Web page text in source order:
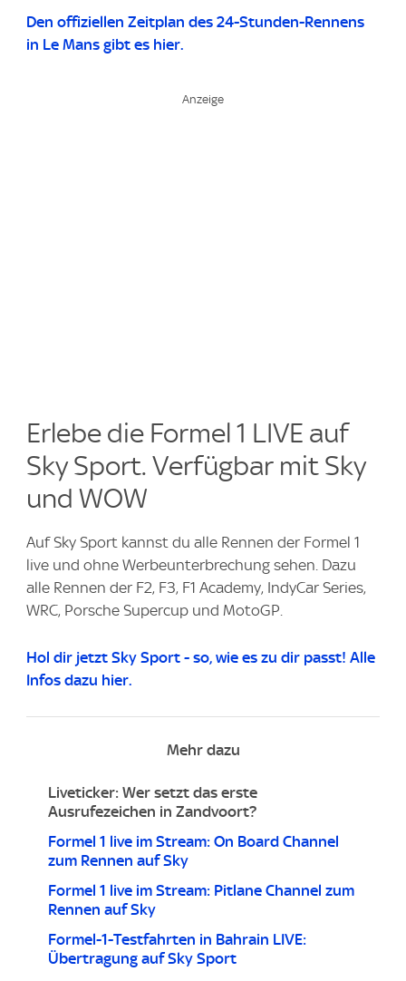
Den offiziellen Zeitplan des 24-Stunden-Rennens
in Le Mans gibt es hier.
Erlebe die Formel 1 LIVE auf
Sky Sport. Verfügbar mit Sky
und WOW
Auf Sky Sport kannst du alle Rennen der Formel 1
live und ohne Werbeunterbrechung sehen. Dazu
alle Rennen der F2, F3, F1 Academy, IndyCar Series,
WRC, Porsche Supercup und MotoGP.
Hol dir jetzt Sky Sport - so, wie es zu dir passt! Alle
Infos dazu hier.
Mehr dazu
Liveticker: Wer setzt das erste
Ausrufezeichen in Zandvoort?
Formel 1 live im Stream: On Board Channel
zum Rennen auf Sky
Formel 1 live im Stream: Pitlane Channel zum
Rennen auf Sky
Formel-1-Testfahrten in Bahrain LIVE:
Übertragung auf Sky Sport